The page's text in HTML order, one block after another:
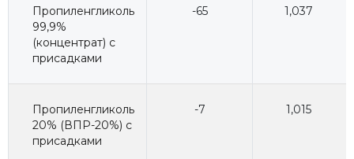
Пропиленгликоль
99,9%
(концентрат) с
присадками
-65 1,037
Пропиленгликоль
20% (ВПР-20%) с
присадками
-7 1,015